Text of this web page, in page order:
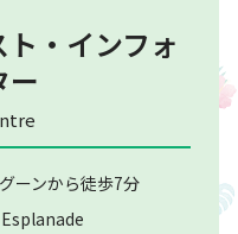
・インフォ
ー
ーンから徒歩7分